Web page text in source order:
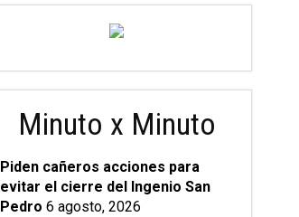
Minuto x Minuto
Piden cañeros acciones para
evitar el cierre del Ingenio San
Pedro 6 agosto, 2026